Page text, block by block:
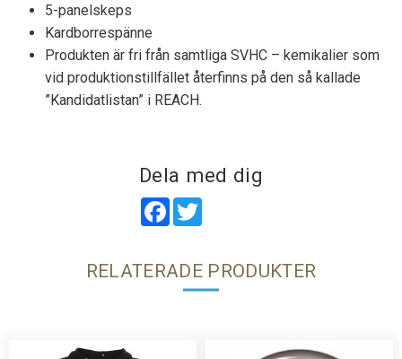
5-panelskeps
Kardborrespänne
Produkten är fri från samtliga SVHC – kemikalier som
vid produktionstillfället återfinns på den så kallade
”Kandidatlistan” i REACH.
Dela med dig
Facebook
RELATERADE PRODUKTER